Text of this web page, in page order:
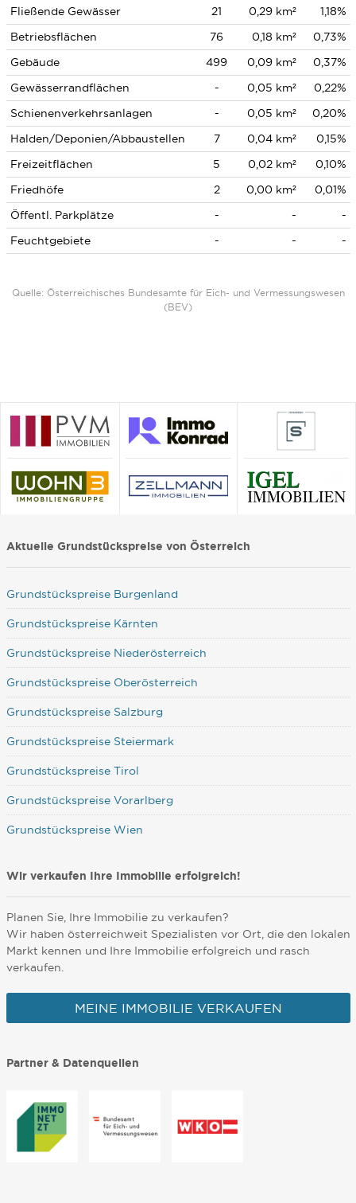
Fließende Gewässer 21 0,29 km²
1,18%
Betriebsflächen
76 0,18 km²
0,73%
Gebäude
499 0,09 km²
0,37%
Gewässerrandflächen
- 0,05 km²
0,22%
Schienenverkehrsanlagen
- 0,05 km²
0,20%
Halden/Deponien/Abbaustellen
7 0,04 km²
0,15%
Freizeitflächen
5 0,02 km²
0,10%
Friedhöfe
2 0,00 km²
0,01%
Öffentl. Parkplätze
- -
-
Feuchtgebiete
- - -
Quelle: Österreichisches Bundesamte für Eich- und Vermessungswesen
(BEV)
Aktuelle Grundstückspreise von Österreich
Grundstückspreise Burgenland
Grundstückspreise Kärnten
Grundstückspreise Niederösterreich
Grundstückspreise Oberösterreich
Grundstückspreise Salzburg
Grundstückspreise Steiermark
Grundstückspreise Tirol
Grundstückspreise Vorarlberg
Grundstückspreise Wien
Wir verkaufen Ihre Immobilie erfolgreich!
Planen Sie, Ihre Immobilie zu verkaufen?
Wir haben österreichweit Spezialisten vor Ort, die den lokalen
Markt kennen und Ihre Immobilie erfolgreich und rasch
verkaufen.
MEINE IMMOBILIE VERKAUFEN
Partner & Datenquellen